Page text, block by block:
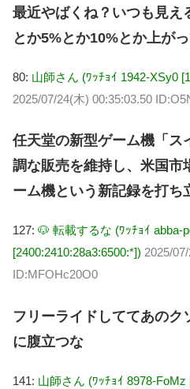
最近やばくね？いつも見え
とか5%とか10%とか上が
80: 山師さん (ﾜｯﾁｮｲ 1942-XSy0
2025/07/24(木) 00:35:03.50
任天堂の新型ゲーム機「ス
調な販売を維持し、米国市
ーム機という新記録を打ち
127: 🐶 転載するな (ﾜｯﾁｮｲ abba-
[2400:2410:28a3:6500:*]) 2025/
ID:MFOHc20O0
フリーライドしててあのク
に腹立つな
141: 山師さん (ﾜｯﾁｮｲ 8978-FoMz